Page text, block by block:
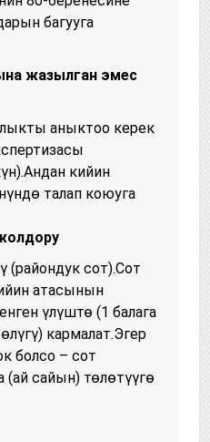
багууга
жазылган эмес
аныктоо керек
кийин
талап коюуга
(райондук сот).Сот
атасынын
үлүштө (1 балага
кармалат.Эгер
болсо – сот
(ай сайын) төлөтүүгө